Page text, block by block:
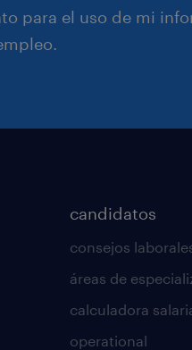
para el uso de mi
candidatos
consejos
áreas de
calculadora
operational